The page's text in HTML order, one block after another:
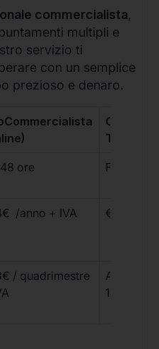
commercialista,
multipli e
servizio ti
con un semplice
prezioso e denaro.
ore Fino a 30
/anno + IVA €500 –
/ quadrimestre
A partire
1800 € +